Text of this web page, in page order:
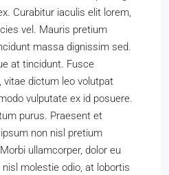
Curabitur iaculis elit lorem,
vel. Mauris pretium
massa dignissim sed.
at tincidunt. Fusce
vitae dictum leo volutpat
vulputate ex id posuere.
purus. Praesent et
non nisl pretium
ullamcorper, dolor eu
molestie odio, at lobortis